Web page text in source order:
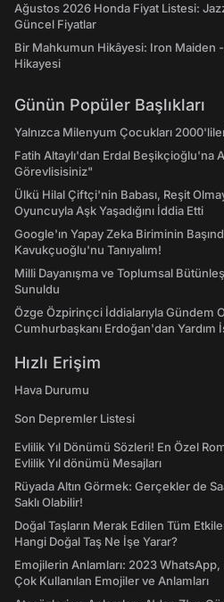
Ağustos 2026 Honda Fiyat Listesi:
Güncel Fiyatlar
Bir Mahkumun Hikâyesi: Iron Maiden
Hikayesi
Günün Popüler Başlıkları
Yalnızca Milenyum Çocukları
Fatih Altaylı'dan Erdal Beşikçioğlu'na
Görevlisisiniz"
Ülkü Hilal Çiftçi'nin Babası, Reşit
Oyuncuyla Aşk Yaşadığını İddia Etti
Google'ın Yapay Zeka Biriminin
Kavukçuoğlu'nu Tanıyalım!
Milli Dayanışma ve Toplumsal
Sunuldu
Özge Özpirinçci İddialarıyla Gündem
Cumhurbaşkanı Erdoğan'dan Yardım
Hızlı Erişim
Hava Durumu
Son Depremler Listesi
Evlilik Yıl Dönümü Sözleri! En Özel
Evlilik Yıl dönümü Mesajları
Rüyada Altın Görmek: Gerçekler de
Saklı Olabilir!
Doğal Taşların Merak Edilen Tüm
Hangi Doğal Taş Ne İşe Yarar?
Emojilerin Anlamları: 2023
Çok Kullanılan Emojiler ve Anlamları